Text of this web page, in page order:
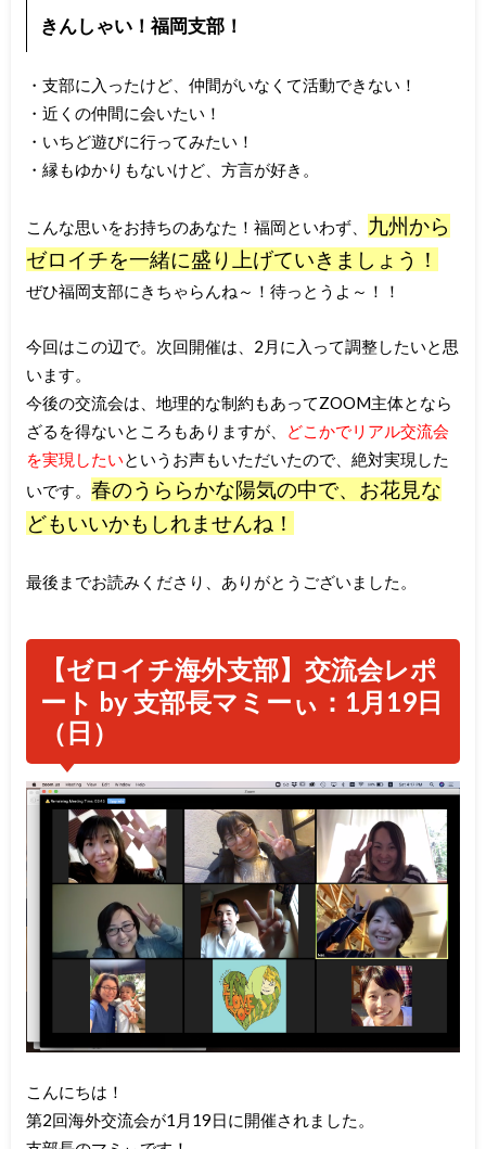
きんしゃい！福岡支部！
・支部に入ったけど、仲間がいなくて活動できない！
・近くの仲間に会いたい！
・いちど遊びに行ってみたい！
・縁もゆかりもないけど、方言が好き。
こんな思いをお持ちのあなた！福岡といわず、
九州から
ゼロイチを一緒に盛り上げていきましょう！
ぜひ福岡支部にきちゃらんね～！待っとうよ～！！
今回はこの辺で。次回開催は、2月に入って調整したいと思
います。
今後の交流会は、地理的な制約もあってZOOM主体となら
ざるを得ないところもありますが、
どこかでリアル交流会
を実現したいというお声もいただいたので、絶対実現した
いです。 春のうららかな陽気の中で、お花見な
どもいいかもしれませんね！
最後までお読みくださり、ありがとうございました。
【ゼロイチ海外支部】交流会レポ
ート by 支部長マミーぃ ：1月19日
（日）
こんにちは！
第2回海外交流会が1月19日に開催されました。